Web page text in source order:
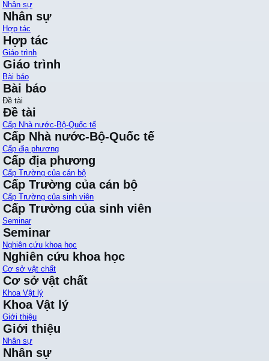
Nhân sự
Nhân sự
Hợp tác
Hợp tác
Giáo trình
Giáo trình
Bài báo
Bài báo
Đề tài
Đề tài
Cấp Nhà nước-Bộ-Quốc tế
Cấp Nhà nước-Bộ-Quốc tế
Cấp địa phương
Cấp địa phương
Cấp Trường của cán bộ
Cấp Trường của cán bộ
Cấp Trường của sinh viên
Cấp Trường của sinh viên
Seminar
Seminar
Nghiên cứu khoa học
Nghiên cứu khoa học
Cơ sở vật chất
Cơ sở vật chất
Khoa Vật lý
Khoa Vật lý
Giới thiệu
Giới thiệu
Nhân sự
Nhân sự